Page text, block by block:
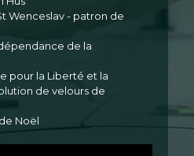
Wenceslav - patron de
de la
pour la Liberté et la
de velours de
Noël